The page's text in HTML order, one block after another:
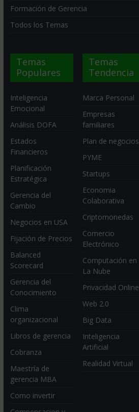
Formación de Gerencia
Todos los Temas
Temas
Populares
Inteligencia
Emocional
Análisis DOFA
Estados
Financieros
Planificación
Estratégica
Gerencia del
Cambio
Negocios en USA
Fijación de Precios
Balanced
Scorecard
Gerencia del
Conocimiento
Clima
organizacional
Libros de gerencia
Cobranza
Maestría de
gerencia MBA
Como invertir
Temas
Tendencia
Marca Personal
Empresas
familiares
Plan de negocios
PYME
Startups
Economia
Colaborativa
Criptomonedas
Comercio
Electrónico
Computación en
La Nube
Privacidad Online
Web 2.0
Big Data
Inteligencia
Artificial
Realidad Virtual